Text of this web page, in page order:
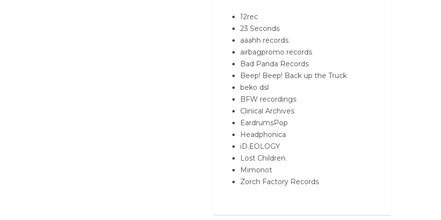
12rec
23 Seconds
aaahh records
airbagpromo records
Bad Panda Records
Beep! Beep! Back up the Truck
beko dsl
BFW recordings
Clinical Archives
EardrumsPop
Headphonica
iD.EOLOGY
Lost Children
Mimonot
Zorch Factory Records